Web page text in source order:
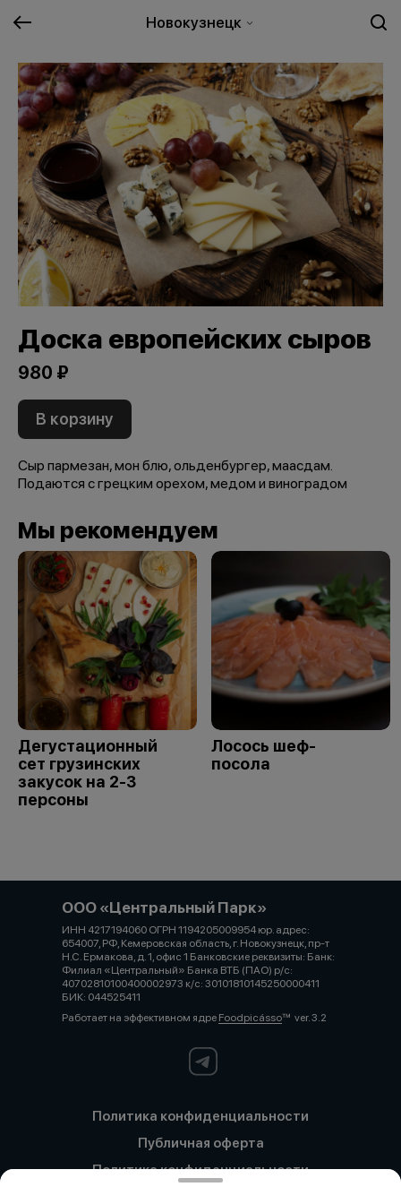
Новокузнецк
Доска европейских сыров
980 ₽
В корзину
Сыр пармезан, мон блю, ольденбургер, маасдам.
Подаются с грецким орехом, медом и виноградом
Мы рекомендуем
Дегустационный
сет грузинских
закусок на 2-3
персоны
Лосось шеф-
посола
ООО «Центральный Парк»
ИНН 4217194060 ОГРН 1194205009954 юр. адрес:
654007, РФ, Кемеровская область, г. Новокузнецк, пр-т
Н.С. Ермакова, д. 1, офис 1 Банковские реквизиты: Банк:
Филиал «Центральный» Банка ВТБ (ПАО) р/с:
40702810100400002973 к/с: 30101810145250000411
БИК: 044525411
Работает на эффективном ядре Foodpicássover. 3.2
Политика конфиденциальности
Публичная оферта
Политика конфиденциальности
Новокузнецк